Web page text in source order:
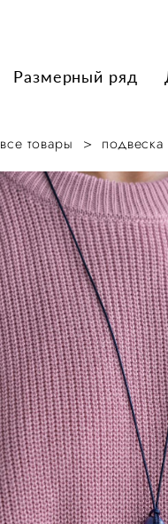
Размерный ряд
Размерный ряд
все товары >